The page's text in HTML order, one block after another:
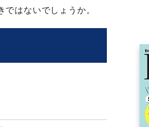
はないでしょうか。